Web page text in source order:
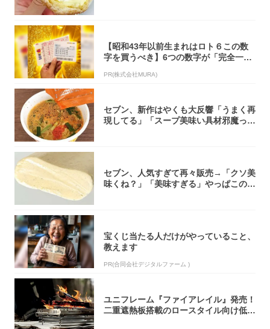
【昭和43年以前生まれはロト６この数
字を買うべき】6つの数字が「完全一
PR(株式会社MURA)
セブン、新作はやくも大反響「うまく再
現してる」「スープ美味い具材邪魔って
セブン、人気すぎて再々販売→「クソ美
味くね？」「美味すぎる」やっぱこのク
宝くじ当たる人だけがやっていること、
教えます
PR(合同会社デジタルファーム )
ユニフレーム『ファイアレイル』発売！
二重遮熱板搭載のロースタイル向け低型